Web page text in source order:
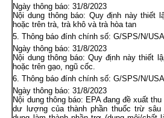
Ngày thông báo: 31/8/2023
Nội dung thông báo: Quy định này thiết
hoặc trên trà, trà khô và trà hòa tan
Thông báo đính chính số: G/SPS/N/
Ngày thông báo: 31/8/2023
Nội dung thông báo: Quy định này thiết
hoặc trên gạo, ngũ cốc.
Thông báo đính chính số: G/SPS/N/
Ngày thông báo: 31/8/2023
Nội dung thông báo: EPA đang đề xuất
dư lượng của thành phần thuốc trừ